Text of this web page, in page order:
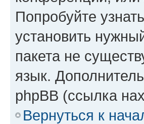
Попробуйте
установить
пакета не
язык.
phpBB (ссылка
Вернуться к